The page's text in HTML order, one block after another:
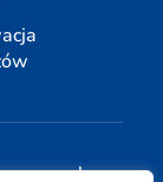
o. sp. k.